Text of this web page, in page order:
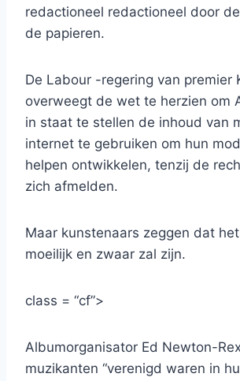
redactioneel redactioneel door
de papieren.
De Labour -regering van premier
overweegt de wet te herzien om
in staat te stellen de inhoud van
internet te gebruiken om hun
helpen ontwikkelen, tenzij de
zich afmelden.
Maar kunstenaars zeggen dat
moeilijk en zwaar zal zijn.
class = “cf”>
Albumorganisator Ed Newton-
muzikanten “verenigd waren in